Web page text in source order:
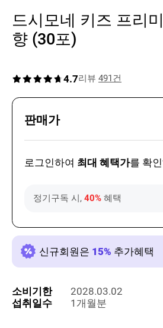
드시모네 키즈 프리
향 (30포)
4.7리뷰 491건
판매가
로그인하여 최대 혜택가를 확
정기구독 시, 40%혜택
신규회원은 15% 추가혜택
소비기한
2028.03.02
섭취일수
1개월분